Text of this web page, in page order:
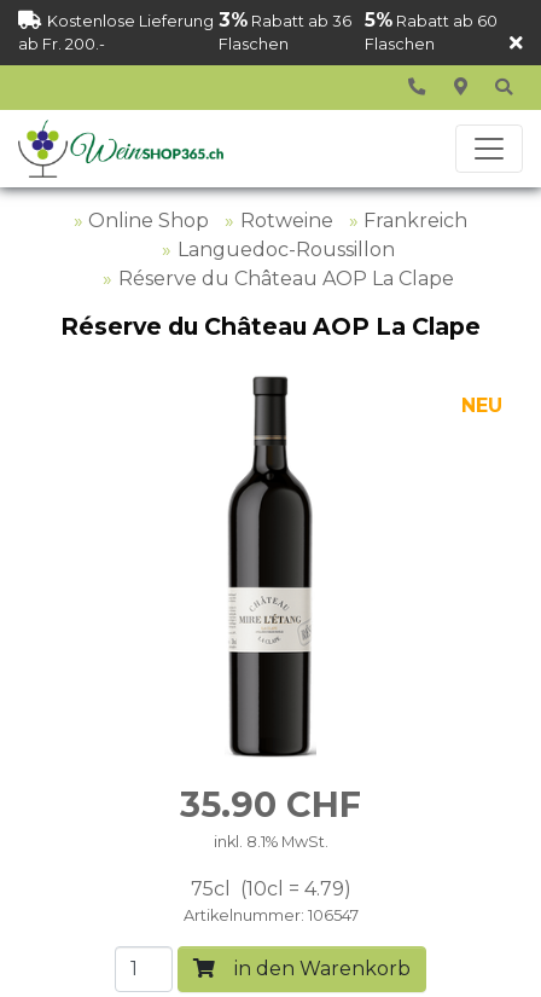
Kostenlose Lieferung
ab Fr. 200.-
3% Rabatt ab 36
Flaschen
5%Rabatt ab 60
Flaschen
Online Shop Rotweine
Frankreich
Languedoc-Roussillon
Réserve du Château AOP La Clape
Réserve du Château AOP La Clape
35.90 CHF
inkl. 8.1% MwSt.
75cl 10cl = 4.79
Artikelnummer 106547
in den Warenkorb